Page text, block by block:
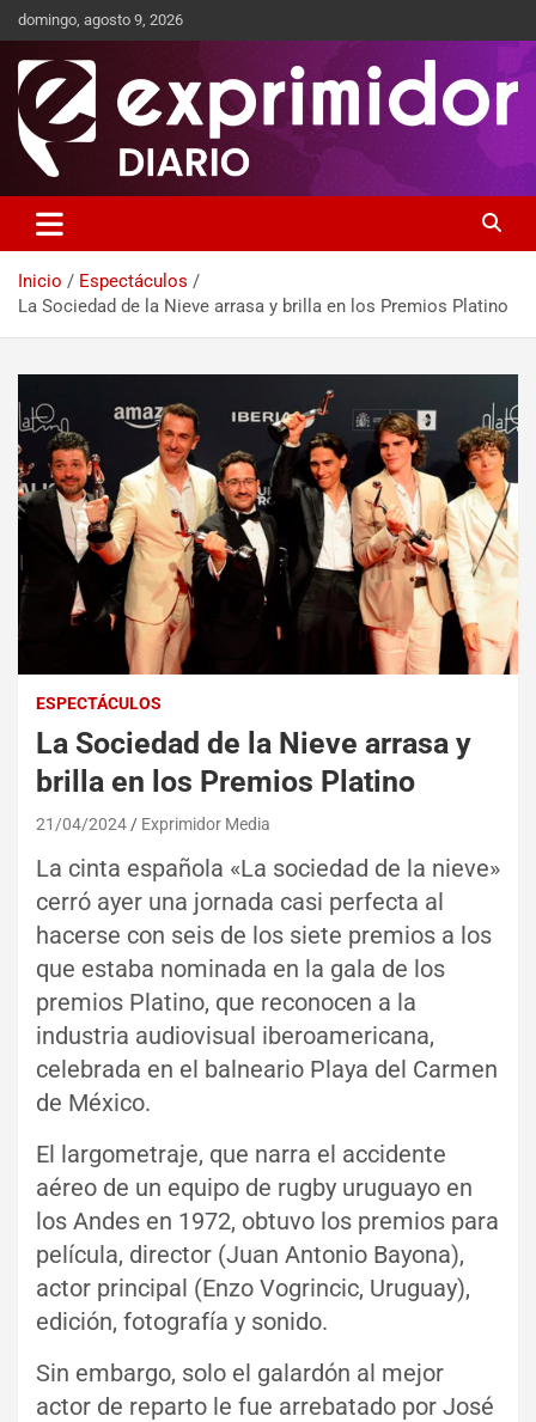
domingo, agosto 9, 2026
Exprimidor media
Inicio
Espectáculos
La Sociedad de la Nieve arrasa y brilla en los Premios Platino
ESPECTÁCULOS
La Sociedad de la Nieve arrasa y
brilla en los Premios Platino
21/04/2024 Exprimidor Media
La cinta española «La sociedad de la nieve»
cerró ayer una jornada casi perfecta al
hacerse con seis de los siete premios a los
que estaba nominada en la gala de los
premios Platino, que reconocen a la
industria audiovisual iberoamericana,
celebrada en el balneario Playa del Carmen
de México.
El largometraje, que narra el accidente
aéreo de un equipo de rugby uruguayo en
los Andes en 1972, obtuvo los premios para
película, director (Juan Antonio Bayona),
actor principal (Enzo Vogrincic, Uruguay),
edición, fotografía y sonido.
Sin embargo, solo el galardón al mejor
actor de reparto le fue arrebatado por José